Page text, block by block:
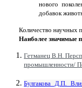
нового
добавок
Количество научных
Наиболее значимые
Гетманец В.Н.
промышленности/
Булгакова Д.П.